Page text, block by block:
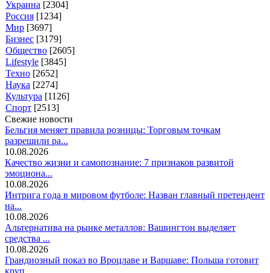
Украина [2304]
Россия [1234]
Мир [3697]
Бизнес [3179]
Общество [2605]
Lifestyle [3845]
Техно [2652]
Наука [2274]
Культура [1126]
Спорт [2513]
Свежие новости
Бельгия меняет правила розницы: Торговым точкам
разрешили ра...
10.08.2026
Качество жизни и самопознание: 7 признаков развитой
эмоциона...
10.08.2026
Интрига года в мировом футболе: Назван главный претендент
на...
10.08.2026
Альтернатива на рынке металлов: Вашингтон выделяет
средства ...
10.08.2026
Грандиозный показ во Вроцлаве и Варшаве: Польша готовит
круп...